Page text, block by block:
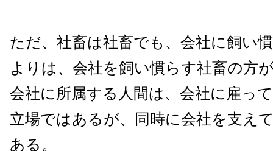
ただ、社畜は社畜でも、会社に飼い
よりは、会社を飼い慣らす社畜の方
会社に所属する人間は、会社に雇っ
立場ではあるが、同時に会社を支え
ある。